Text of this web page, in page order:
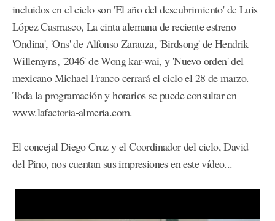
incluidos en el ciclo son 'El año del descubrimiento' de Luis
López Casrrasco, La cinta alemana de reciente estreno
'Ondina', 'Ons' de Alfonso Zarauza, 'Birdsong' de Hendrik
Willemyns, '2046' de Wong kar-wai, y 'Nuevo orden' del
mexicano Michael Franco cerrará el ciclo el 28 de marzo.
Toda la programación y horarios se puede consultar en
www.lafactoria-almeria.com.
El concejal Diego Cruz y el Coordinador del ciclo, David
del Pino, nos cuentan sus impresiones en este vídeo...